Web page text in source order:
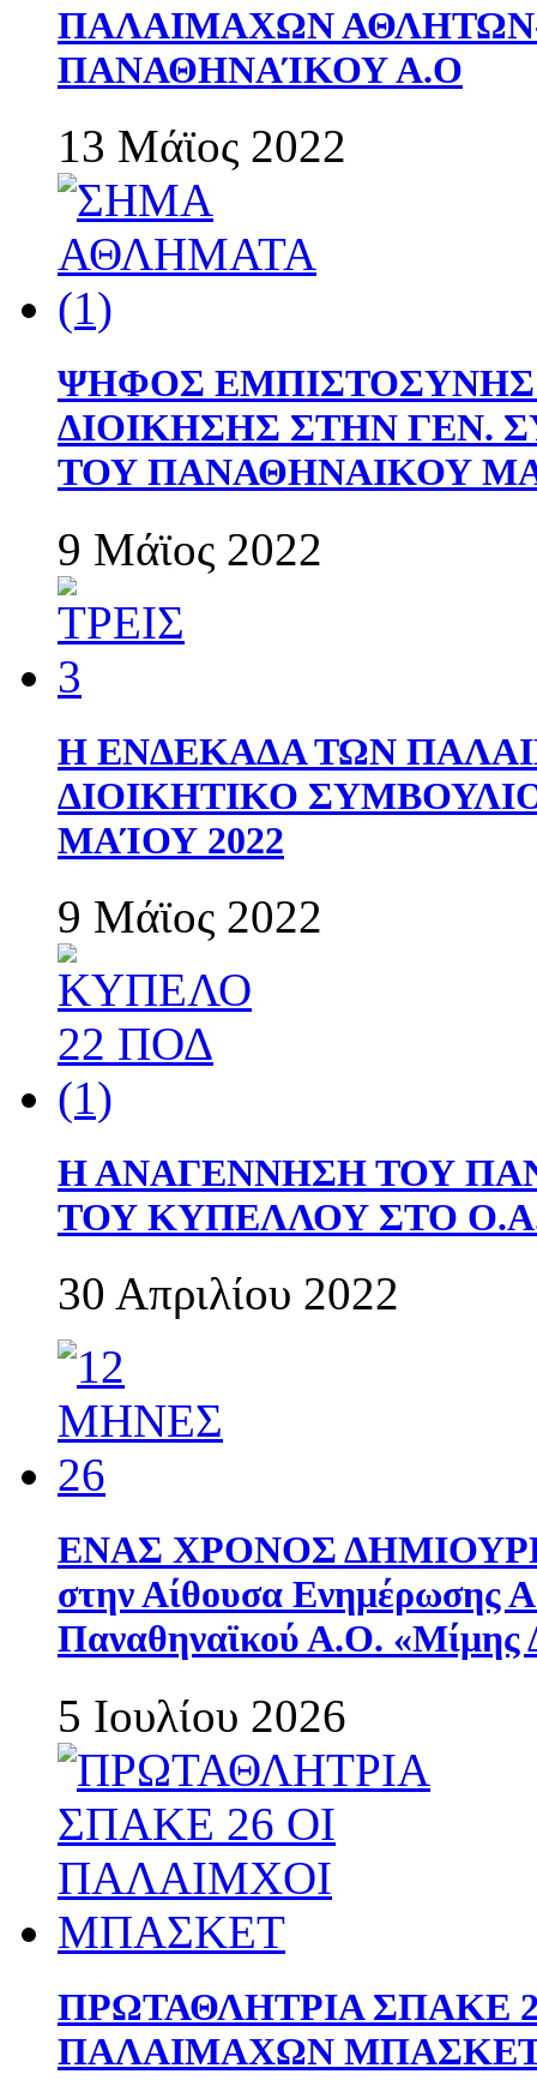
ΠΑΛΑΙΜΑΧΩΝ
ΠΑΝΑΘΗΝΑΊΚΟΥ Α.Ο
13 Μάϊος 2022
ΨΗΦΟΣ
ΔΙΟΙΚΗΣΗΣ ΣΤΗΝ ΓΕΝ.
ΤΟΥ ΠΑΝΑΘΗΝΑΙΚΟΥ
9 Μάϊος 2022
Η ΕΝΔΕΚΑΔΑ ΤΩΝ
ΔΙΟΙΚΗΤΙΚΟ
ΜΑΊΟΥ 2022
9 Μάϊος 2022
Η ΑΝΑΓΕΝΝΗΣΗ ΤΟΥ
ΤΟΥ ΚΥΠΕΛΛΟΥ ΣΤΟ
30 Απριλίου 2022
ΕΝΑΣ ΧΡΟΝΟΣ
στην Αίθουσα Ενημέρωσης
Παναθηναϊκού Α.Ο. «Μίμης
5 Ιουλίου 2026
ΠΡΩΤΑΘΛΗΤΡΙΑ ΣΠΑΚΕ
ΠΑΛΑΙΜΑΧΩΝ